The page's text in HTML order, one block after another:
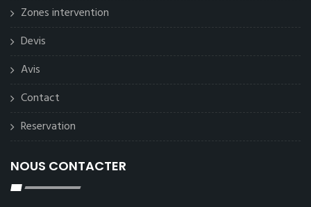
Zones intervention
Devis
Avis
Contact
Reservation
NOUS CONTACTER